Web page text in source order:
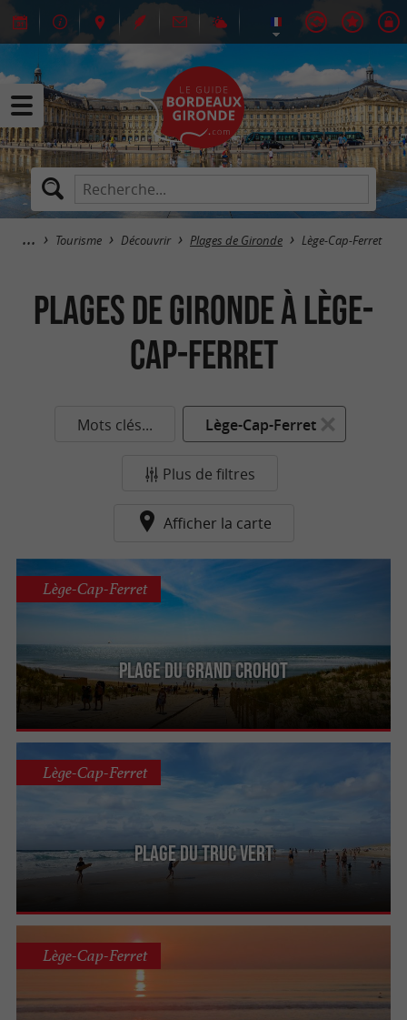
Tourisme Découvrir Plages de Gironde Lège-Cap-Ferret
Plages de Gironde à Lège-
Cap-Ferret
Mots clés... Lège-Cap-Ferret
Plus de filtres
Afficher la carte
Plage du Grand Crohot
Lège-Cap-Ferret
Plage du Truc Vert
Lège-Cap-Ferret
Lège-Cap-Ferret